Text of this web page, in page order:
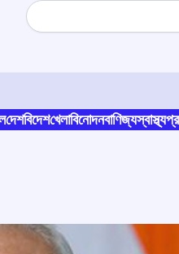
Search
দেশবিদেশখেলাবিনোদনবাণিজ্যস্বাস্থ্য